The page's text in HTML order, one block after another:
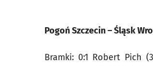
Pogoń Szczecin – Śląsk
Bramki: 0:1 Robert Pich